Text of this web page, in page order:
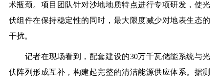
术瓶颈。项目团队针对沙地地质特点进行专项研发，使光
伏组件在保持稳定性的同时，最大限度减少对地表生态的
干扰。
记者在现场看到，配套建设的30万千瓦储能系统与光
伏阵列形成互补，构建起完整的清洁能源供应体系。据测